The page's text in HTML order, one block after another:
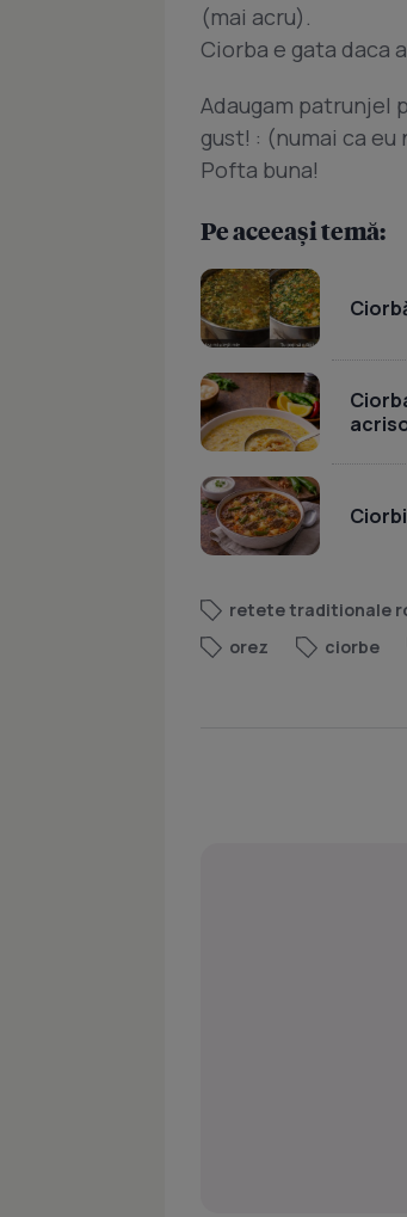
(mai acru).
Ciorba e gata daca
Adaugam patrunjel
gust! : (numai ca eu
Pofta buna!
Pe aceeași temă:
retete traditionale
orez
ciorbe